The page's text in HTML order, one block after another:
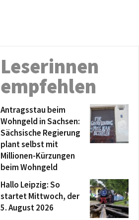
Leserinnen
empfehlen
Antragsstau beim
Wohngeld in Sachsen:
Sächsische Regierung
plant selbst mit
Millionen-Kürzungen
beim Wohngeld
Hallo Leipzig: So
startet Mittwoch, der
5. August 2026